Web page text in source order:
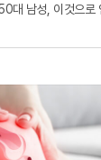
대 남성, 이것으로